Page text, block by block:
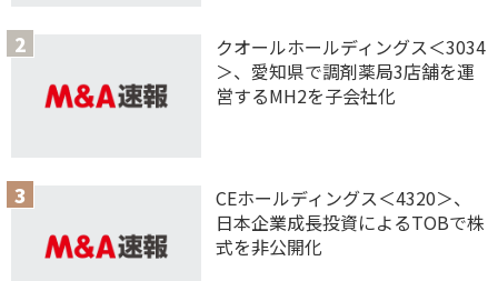
クオールホールディングス＜3034
＞、愛知県で調剤薬局3店舗を運
営するMH2を子会社化
CEホールディングス＜4320＞、
日本企業成長投資によるTOBで株
式を非公開化